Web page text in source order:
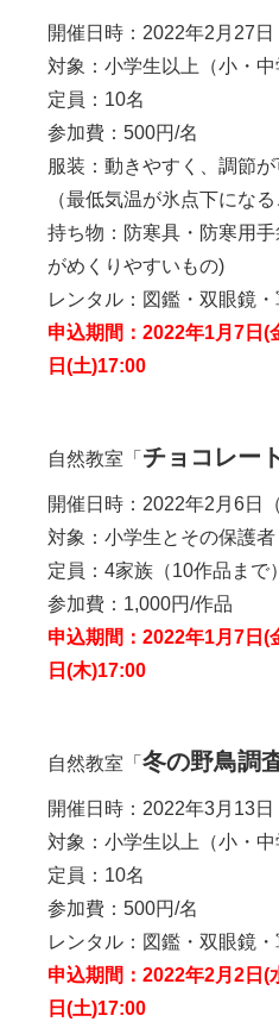
開催日時：2022年2月27
対象：小学生以上（小・中
定員：10名
参加費：500円/名
服装：動きやすく、調節が
（最低気温が氷点下にな
持ち物：防寒具・防寒用
がめくりやすいもの)
レンタル：図鑑・双眼鏡
申込期間：2022年1月7日(
日(土)17:00
自然教室「 チョコレー
開催日時：2022年2月6日
対象：小学生とその保護者
定員：4家族（10作品まで）
参加費：1,000円/作品
申込期間：2022年1月7日(
日(木)17:00
自然教室「 冬の野鳥調
開催日時：2022年3月13
対象：小学生以上（小・中
定員：10名
参加費：500円/名
レンタル：図鑑・双眼鏡
申込期間：2022年2月2日(
日(土)17:00